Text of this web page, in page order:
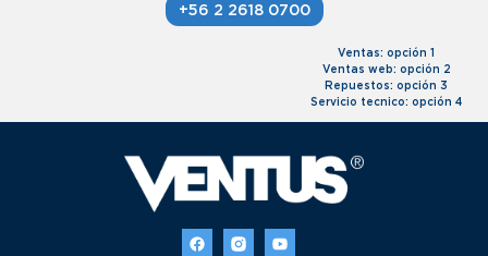
+56 2 2618 0700
Ventas: opción 1
Ventas web: opción 2
Repuestos: opción 3
Servicio tecnico: opción 4